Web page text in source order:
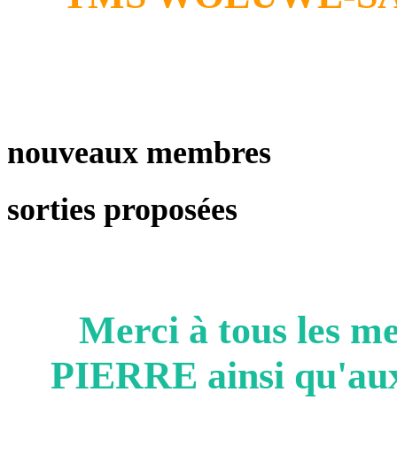
nouveaux membres
sorties proposées
Merci à tous les
PIERRE ainsi